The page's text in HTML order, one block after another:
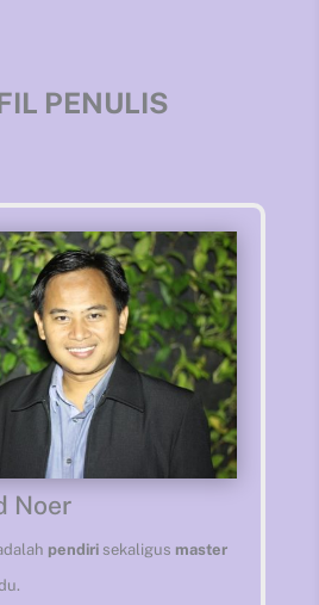
PENULIS
Noer
pendirisekaligus master